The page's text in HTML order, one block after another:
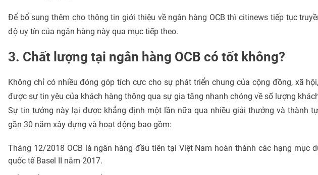
Để bổ sung thêm cho thông tin giới thiệu về ngân hàng OCB thì citinews tiếp tục
độ uy tín của ngân hàng này qua mục tiếp theo.
3. Chất lượng tại ngân hàng OCB có tốt không?
Không chỉ có nhiều đóng góp tích cực cho sự phát triển chung của cộng đồng, xã
được sự tin yêu của khách hàng thông qua sự gia tăng nhanh chóng về số lượng
Sự tin tưởng này lại được khẳng định một lần nữa qua nhiều giải thưởng và thành
gần 30 năm xây dựng và hoạt động bao gồm:
Tháng 12/2018 OCB là ngân hàng đầu tiên tại Việt Nam hoàn thành các hạng mục
quốc tế Basel II năm 2017.